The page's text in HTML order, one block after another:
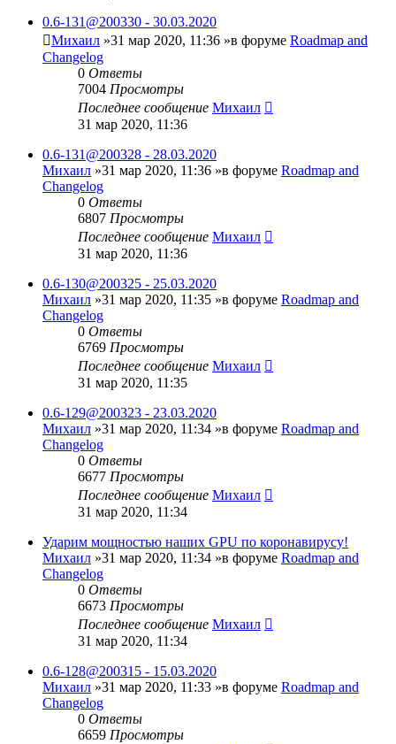
0.6-131@200330 - 30.03.2020
Михаил »31 мар 2020, 11:36 »в форуме Roadmap and
Changelog
0 Ответы
7004 Просмотры
Последнее сообщение Михаил
31 мар 2020, 11:36
0.6-131@200328 - 28.03.2020
Михаил »31 мар 2020, 11:36 »в форуме Roadmap and
Changelog
0 Ответы
6807 Просмотры
Последнее сообщение Михаил
31 мар 2020, 11:36
0.6-130@200325 - 25.03.2020
Михаил »31 мар 2020, 11:35 »в форуме Roadmap and
Changelog
0 Ответы
6769 Просмотры
Последнее сообщение Михаил
31 мар 2020, 11:35
0.6-129@200323 - 23.03.2020
Михаил »31 мар 2020, 11:34 »в форуме Roadmap and
Changelog
0 Ответы
6677 Просмотры
Последнее сообщение Михаил
31 мар 2020, 11:34
Ударим мощностью наших GPU по коронавирусу!
Михаил »31 мар 2020, 11:34 »в форуме Roadmap and
Changelog
0 Ответы
6673 Просмотры
Последнее сообщение Михаил
31 мар 2020, 11:34
0.6-128@200315 - 15.03.2020
Михаил »31 мар 2020, 11:33 »в форуме Roadmap and
Changelog
0 Ответы
6659 Просмотры